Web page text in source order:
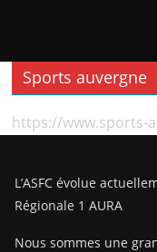
Sports auvergne
https://www.sports-
L’ASFC évolue
Régionale 1 AURA
Nous sommes une